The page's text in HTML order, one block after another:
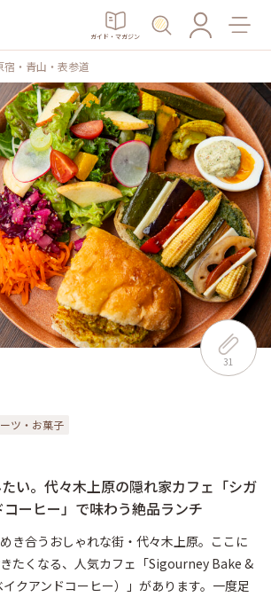
ガイド・マガジン
宿・青山・表参道
31
ツ・お菓子
い。代々木上原の隠れ家カフェ「シガ
ーヒー」で味わう絶品ランチ
き合うおしゃれな街・代々木上原。ここに
たくなる、人気カフェ「Sigourney Bake &
クアンドコーヒー）」があります。一度足